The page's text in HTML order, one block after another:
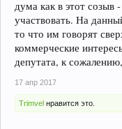
дума как в этот
участвовать. На
то что им говорят
коммерческие
депутата, к
17 апр 2017
Trimvel нравится это.